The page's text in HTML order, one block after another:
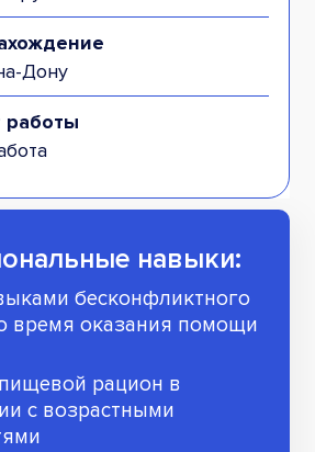
Дону
навыки:
бесконфликтного
время оказания помощи
рацион в
с возрастными